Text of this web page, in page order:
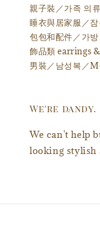
親子裝／가족 의
睡衣與居家服／
包包和配件／가
飾品類 earrings
男裝／남성복／
We're dandy.
We can't help
looking stylish